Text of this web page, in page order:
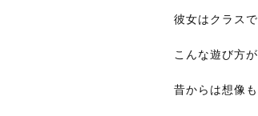
彼女はクラス
こんな遊び方
昔からは想像